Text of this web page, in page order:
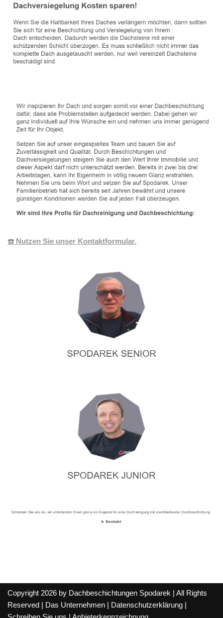
☎️ Nutzen Sie unser Kontaktformular.
Copyright 2026 by Dachbeschichtungen Spodarek | All Rights
Reserved |
Das Unternehmen Datenschutzerklärung